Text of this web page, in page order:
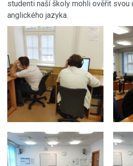
studenti naší školy mohli ověřit svou
anglického jazyka.